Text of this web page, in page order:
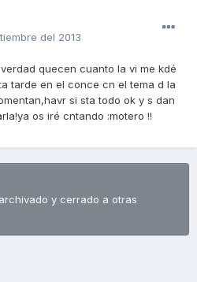
del 2013
quecen cuanto la vi me kdé
tarde en el conce cn el tema d la
si sta todo ok y s dan
os iré cntando :motero !!
y cerrado a otras